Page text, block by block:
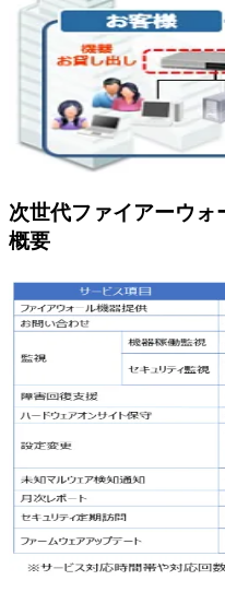
次世代ファイアーウォ
概要